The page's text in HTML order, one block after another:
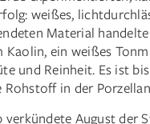
weißes,
Material
ein weißes
und Reinheit. Es ist
Rohstoff in der
verkündete August der